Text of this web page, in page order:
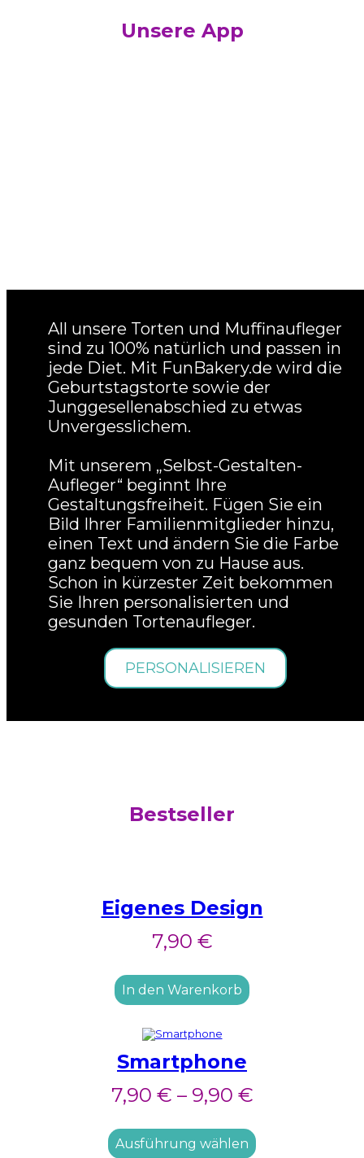
Unsere App
All unsere Torten und Muffinaufleger
sind zu 100% natürlich und passen in
jede Diet. Mit FunBakery.de wird die
Geburtstagstorte sowie der
Junggesellenabschied zu etwas
Unvergesslichem.
Mit unserem „Selbst-Gestalten-
Aufleger“ beginnt Ihre
Gestaltungsfreiheit. Fügen Sie ein
Bild Ihrer Familienmitglieder hinzu,
einen Text und ändern Sie die Farbe
ganz bequem von zu Hause aus.
Schon in kürzester Zeit bekommen
Sie Ihren personalisierten und
gesunden Tortenaufleger.
PERSONALISIEREN
Bestseller
Eigenes Design
7,90 €
In den Warenkorb
Smartphone
7,90 € – 9,90 €
Ausführung wählen